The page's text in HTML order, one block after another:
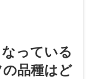
っている
品種はど